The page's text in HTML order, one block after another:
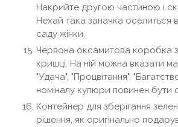
Накрийте другою частиною і
Нехай така заначка оселиться
саду жінки.
Червона оксамитова коробка
кришці. На ній можна вказати
"Удача", "Процвітання",
номіналу купюри повинен бути
Контейнер для зберігання
рішення, як оригінально